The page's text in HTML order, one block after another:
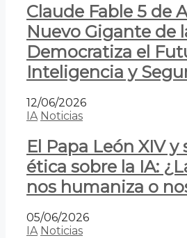
Claude Fable 5 de
Nuevo Gigante de
Democratiza el
Inteligencia y
12/06/2026
IA Noticias
El Papa León XIV
ética sobre la IA:
nos humaniza o
05/06/2026
IA Noticias